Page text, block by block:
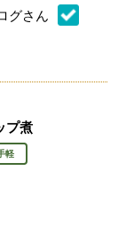
グさん
プ煮
軽